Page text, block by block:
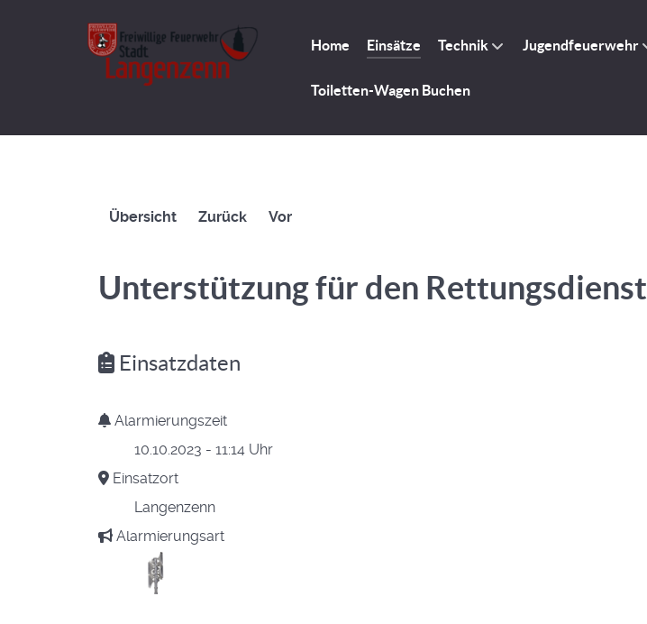
Home Einsätze Technik Jugendfeuerwehr
Toiletten-Wagen Buchen
Übersicht Zurück Vor
Unterstützung für den Rettungsdienst
Einsatzdaten
Alarmierungszeit
10.10.2023 - 11:14 Uhr
Einsatzort
Langenzenn
Alarmierungsart